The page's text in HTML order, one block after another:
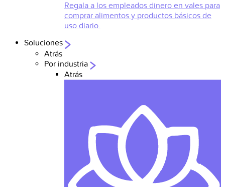
Regala a los empleados dinero en vales para
comprar alimentos y productos básicos de
uso diario.
Soluciones
Atrás
Por industria
Atrás